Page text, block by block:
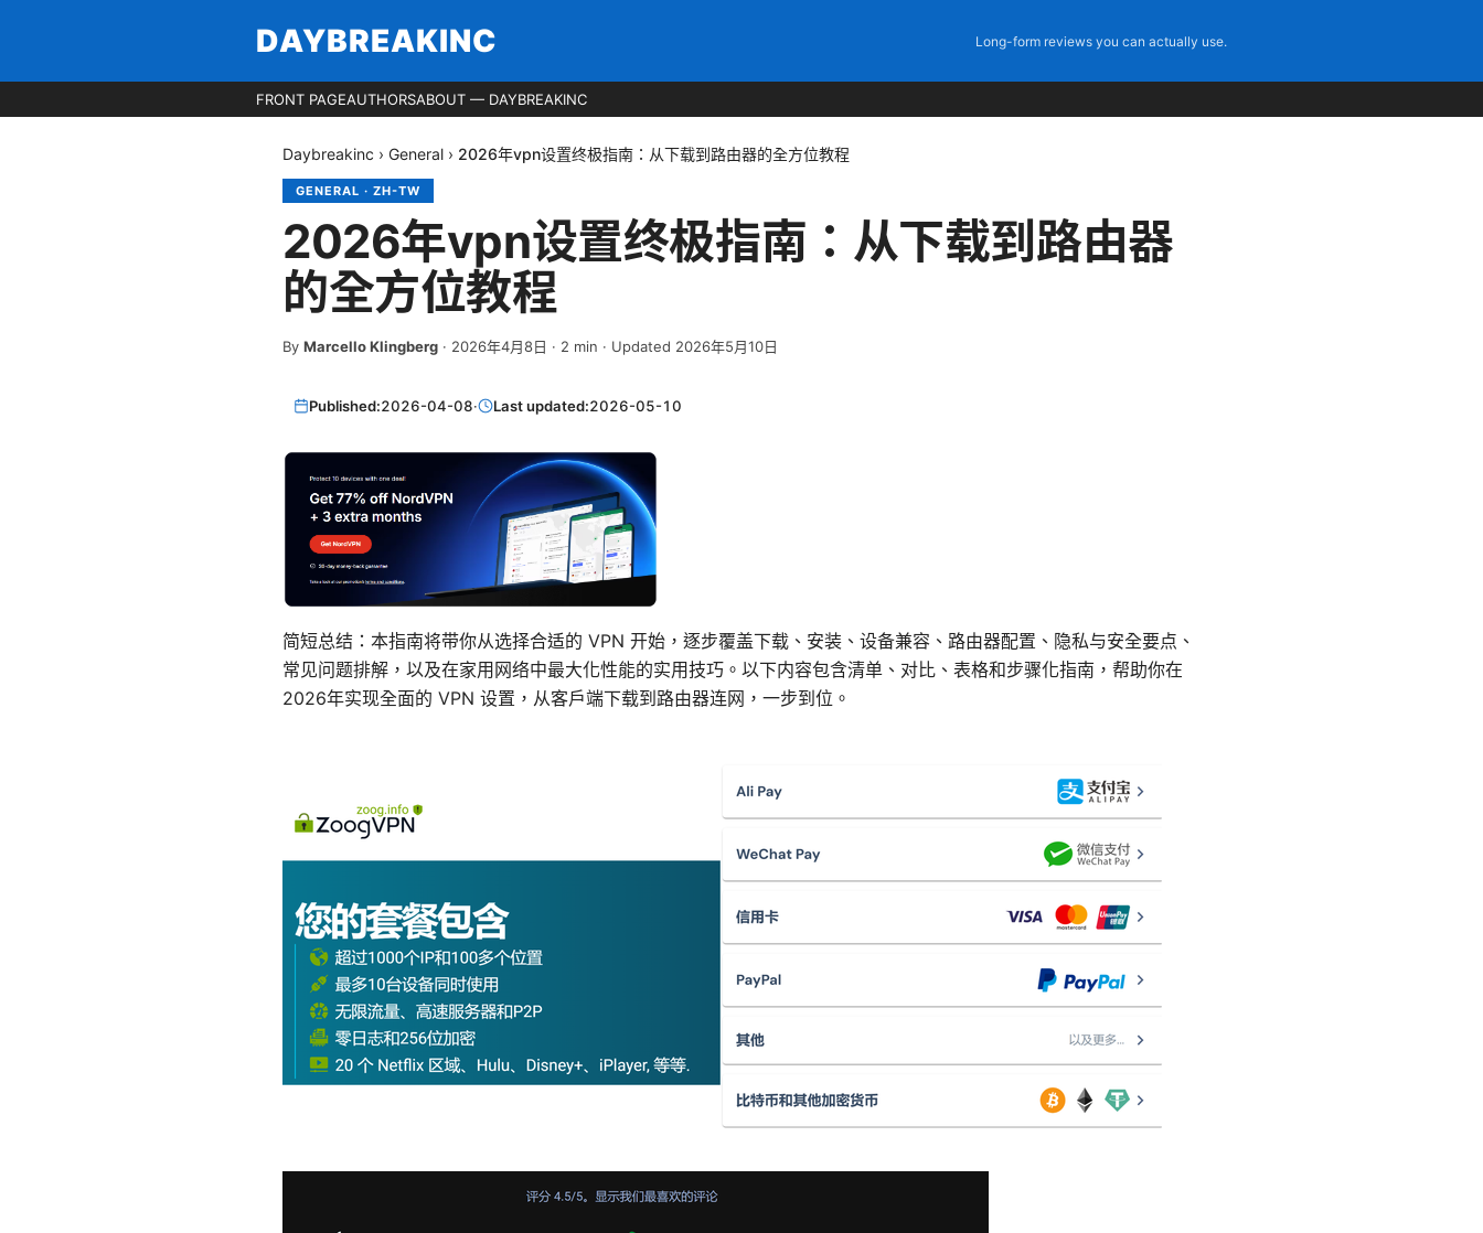
DAYBREAKINC Long-form reviews you can actually use.
FRONT PAGEAUTHORSABOUT — DAYBREAKINC
Daybreakinc › General › 2026年vpn设置终极指南：从下载到路由器的全方位教程
GENERAL · ZH-TW
2026年vpn设置终极指南：从下载到路由器
的全方位教程
By Marcello Klingberg · 2026年4月8日 · 2 min · Updated 2026年5月10日
Published:2026-04-08· Last updated:2026-05-10
简短总结：本指南将带你从选择合适的 VPN 开始，逐步覆盖下载、安装、设备兼容、路由器配置、隐私与安全要点、
常见问题排解，以及在家用网络中最大化性能的实用技巧。以下内容包含清单、对比、表格和步骤化指南，帮助你在
2026年实现全面的 VPN 设置，从客户端下载到路由器连网，一步到位。